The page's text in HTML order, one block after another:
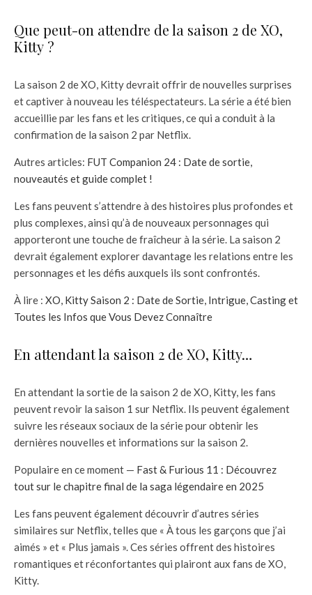
Que peut-on attendre de la saison 2 de XO,
Kitty ?
La saison 2 de XO, Kitty devrait offrir de nouvelles surprises
et captiver à nouveau les téléspectateurs. La série a été bien
accueillie par les fans et les critiques, ce qui a conduit à la
confirmation de la saison 2 par Netflix.
Autres articles: FUT Companion 24 : Date de sortie,
nouveautés et guide complet !
Les fans peuvent s’attendre à des histoires plus profondes et
plus complexes, ainsi qu’à de nouveaux personnages qui
apporteront une touche de fraîcheur à la série. La saison 2
devrait également explorer davantage les relations entre les
personnages et les défis auxquels ils sont confrontés.
À lire : XO, Kitty Saison 2 : Date de Sortie, Intrigue, Casting et
Toutes les Infos que Vous Devez Connaître
En attendant la saison 2 de XO, Kitty…
En attendant la sortie de la saison 2 de XO, Kitty, les fans
peuvent revoir la saison 1 sur Netflix. Ils peuvent également
suivre les réseaux sociaux de la série pour obtenir les
dernières nouvelles et informations sur la saison 2.
Populaire en ce moment — Fast & Furious 11 : Découvrez
tout sur le chapitre final de la saga légendaire en 2025
Les fans peuvent également découvrir d’autres séries
similaires sur Netflix, telles que « À tous les garçons que j’ai
aimés » et « Plus jamais ». Ces séries offrent des histoires
romantiques et réconfortantes qui plairont aux fans de XO,
Kitty.